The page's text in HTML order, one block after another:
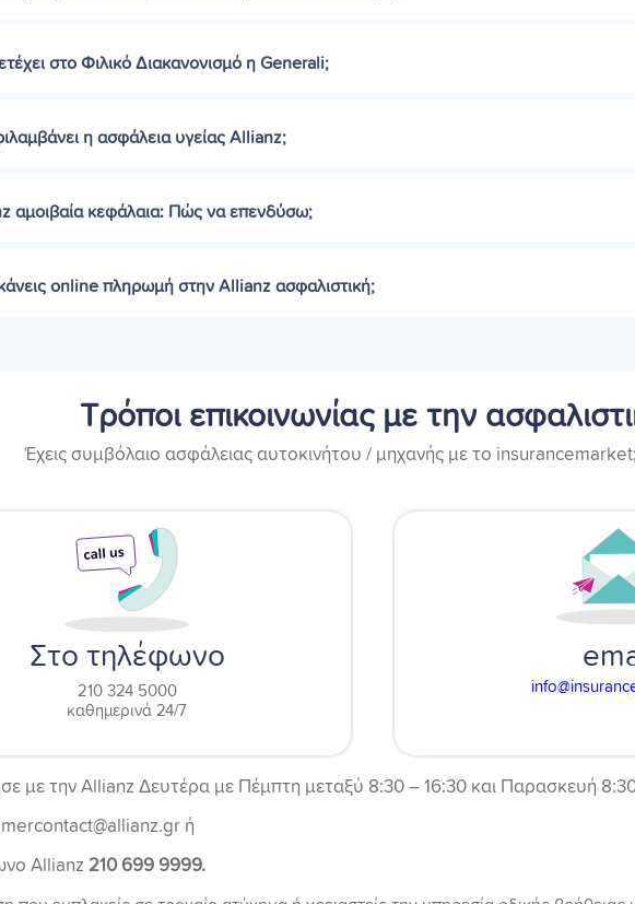
στο Φιλικό Διακανονισμό η Generali;
η ασφάλεια υγείας Allianz;
αμοιβαία κεφάλαια: Πώς να επενδύσω;
online πληρωμή στην Allianz ασφαλιστική;
Τρόποι επικοινωνίας με την
Έχεις συμβόλαιο ασφάλειας αυτοκινήτου / μηχανής με το
Στο τηλέφωνο
210 324 5000
καθημερινά 24/7
με την Allianz Δευτέρα με Πέμπτη μεταξύ 8:30 – 16:30 και Παρασκευή
ή
Allianz 210 699 9999.